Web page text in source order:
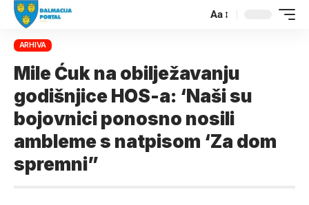
Aa
ARHIVA
Mile Ćuk na obilježavanju
godišnjice HOS-a: ‘Naši su
bojovnici ponosno nosili
ambleme s natpisom ‘Za dom
spremni”